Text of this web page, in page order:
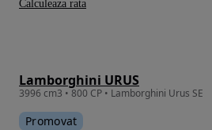
Lamborghini URUS
3996 cm3 • 800 CP • Lamborghini Urus SE
Promovat
Calculeaza rata